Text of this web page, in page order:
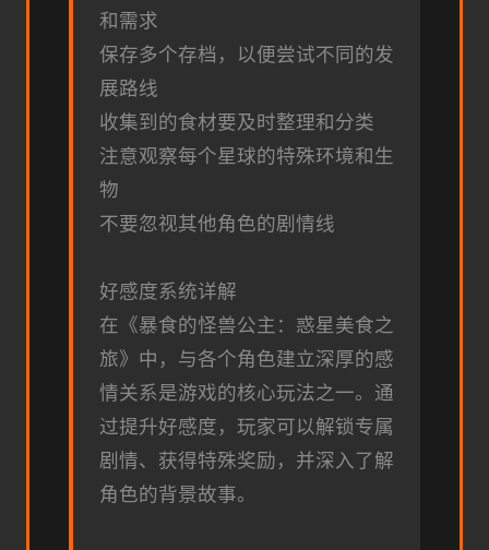
和需求
保存多个存档，以便尝试不同的发
展路线
收集到的食材要及时整理和分类
注意观察每个星球的特殊环境和生
物
不要忽视其他角色的剧情线
好感度系统详解
在《暴食的怪兽公主：惑星美食之
旅》中，与各个角色建立深厚的感
情关系是游戏的核心玩法之一。通
过提升好感度，玩家可以解锁专属
剧情、获得特殊奖励，并深入了解
角色的背景故事。